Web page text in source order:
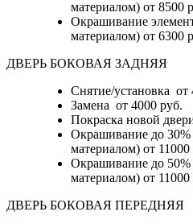
материалом) от 8500
Окрашивание
материалом) от 6300
ДВЕРЬ БОКОВАЯ ЗАДНЯЯ
Снятие/установка от
Замена от 4000 руб.
Покраска новой
Окрашивание до 30%
материалом) от 11000
Окрашивание до 50%
материалом) от 11000
ДВЕРЬ БОКОВАЯ ПЕРЕДНЯЯ